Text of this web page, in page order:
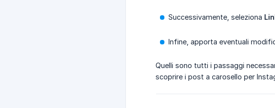
Successivamente, seleziona
Infine, apporta eventuali
Quelli sono tutti i passaggi
scoprire i post a carosello per